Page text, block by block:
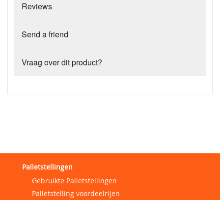
Reviews
Send a friend
Vraag over dit product?
Palletstellingen
Gebruikte Palletstellingen
Palletstelling voordeelrijen